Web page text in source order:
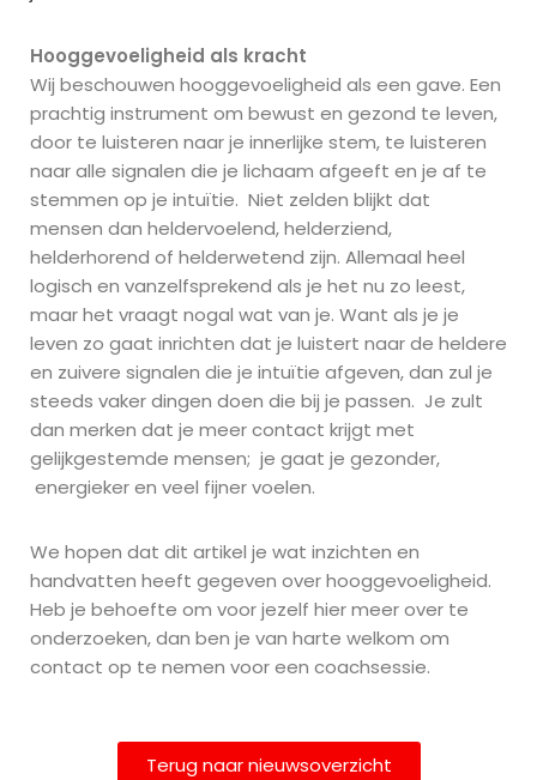
Hooggevoeligheid als kracht
Wij beschouwen hooggevoeligheid als een gave. Een
prachtig instrument om bewust en gezond te leven,
door te luisteren naar je innerlijke stem, te luisteren
naar alle signalen die je lichaam afgeeft en je af te
stemmen op je intuïtie. Niet zelden blijkt dat
mensen dan heldervoelend, helderziend,
helderhorend of helderwetend zijn. Allemaal heel
logisch en vanzelfsprekend als je het nu zo leest,
maar het vraagt nogal wat van je. Want als je je
leven zo gaat inrichten dat je luistert naar de heldere
en zuivere signalen die je intuïtie afgeven, dan zul je
steeds vaker dingen doen die bij je passen. Je zult
dan merken dat je meer contact krijgt met
gelijkgestemde mensen; je gaat je gezonder,
energieker en veel fijner voelen.
We hopen dat dit artikel je wat inzichten en
handvatten heeft gegeven over hooggevoeligheid.
Heb je behoefte om voor jezelf hier meer over te
onderzoeken, dan ben je van harte welkom om
contact op te nemen voor een coachsessie.
Terug naar nieuwsoverzicht